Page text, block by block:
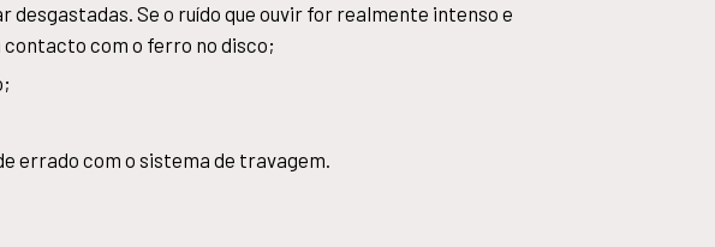
desgastadas. Se o ruído que ouvir for realmente intenso e
com o ferro no disco;
errado com o sistema de travagem.